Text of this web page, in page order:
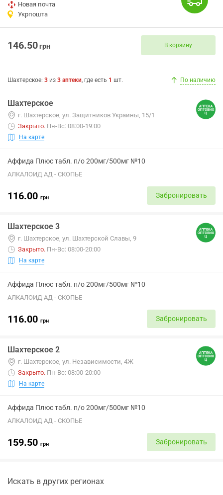
Новая почта
Укрпошта
146.50грн В корзину
Шахтерское: 3 из 3 аптеки, где есть 1 шт. По наличию
Шахтерское
г. Шахтерское, ул. Защитников Украины, 15/1
Закрыто. Пн-Вс: 08:00-19:00
На карте
Аффида Плюс табл. п/о 200мг/500мг №10
АЛКАЛОИД АД - СКОПЬЕ
116.00 грн Забронировать
Шахтерское 3
г. Шахтерское, ул. Шахтерской Славы, 9
Закрыто. Пн-Вс: 08:00-20:00
На карте
Аффида Плюс табл. п/о 200мг/500мг №10
АЛКАЛОИД АД - СКОПЬЕ
116.00 грн Забронировать
Шахтерское 2
г. Шахтерское, ул. Независимости, 4Ж
Закрыто. Пн-Вс: 08:00-20:00
На карте
Аффида Плюс табл. п/о 200мг/500мг №10
АЛКАЛОИД АД - СКОПЬЕ
159.50 грн Забронировать
Искать в других регионах